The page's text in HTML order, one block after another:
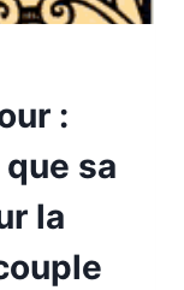
:
sa
la